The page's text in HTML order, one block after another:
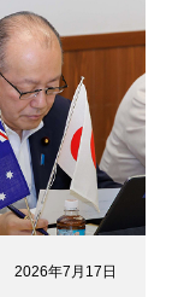
2026年7月17日